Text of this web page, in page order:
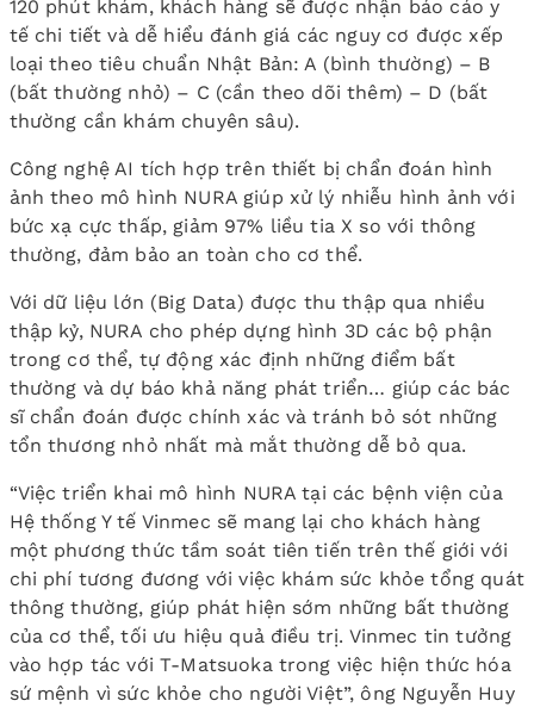
120 phút khám, khách hàng sẽ được nhận báo cáo y
tế chi tiết và dễ hiểu đánh giá các nguy cơ được xếp
loại theo tiêu chuẩn Nhật Bản: A (bình thường) – B
(bất thường nhỏ) – C (cần theo dõi thêm) – D (bất
thường cần khám chuyên sâu).
Công nghệ AI tích hợp trên thiết bị chẩn đoán hình
ảnh theo mô hình NURA giúp xử lý nhiễu hình ảnh với
bức xạ cực thấp, giảm 97% liều tia X so với thông
thường, đảm bảo an toàn cho cơ thể.
Với dữ liệu lớn (Big Data) được thu thập qua nhiều
thập kỷ, NURA cho phép dựng hình 3D các bộ phận
trong cơ thể, tự động xác định những điểm bất
thường và dự báo khả năng phát triển… giúp các bác
sĩ chẩn đoán được chính xác và tránh bỏ sót những
tổn thương nhỏ nhất mà mắt thường dễ bỏ qua.
“Việc triển khai mô hình NURA tại các bệnh viện của
Hệ thống Y tế Vinmec sẽ mang lại cho khách hàng
một phương thức tầm soát tiên tiến trên thế giới với
chi phí tương đương với việc khám sức khỏe tổng quát
thông thường, giúp phát hiện sớm những bất thường
của cơ thể, tối ưu hiệu quả điều trị. Vinmec tin tưởng
vào hợp tác với T-Matsuoka trong việc hiện thức hóa
sứ mệnh vì sức khỏe cho người Việt”, ông Nguyễn Huy